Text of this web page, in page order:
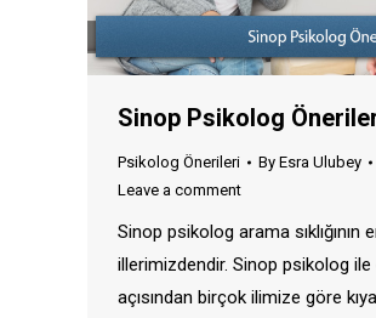
Sinop Psikolog
Psikolog Önerileri By Esra Ulubey
Leave a comment
Sinop psikolog arama sıklığının
illerimizdendir. Sinop psikolog
açısından birçok ilimize göre